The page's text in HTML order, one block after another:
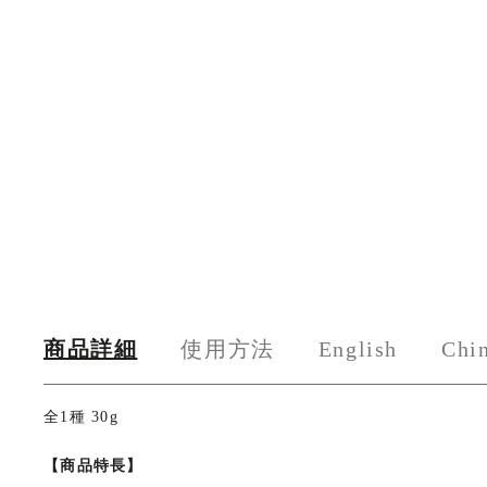
商品詳細 使用方法 English
全1種 30g
【商品特長】